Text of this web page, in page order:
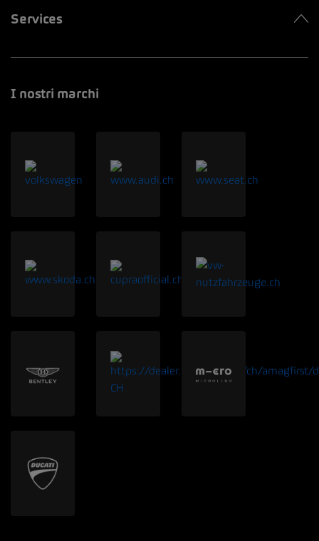
Services
I nostri marchi